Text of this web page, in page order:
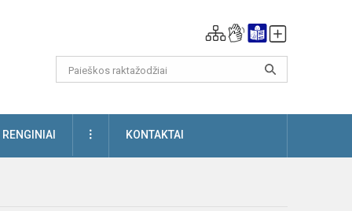
RENGINIAI DAUGIAUKONTAKTAI